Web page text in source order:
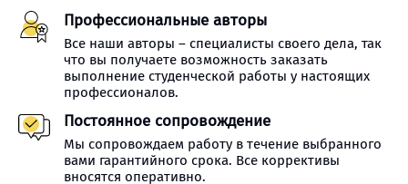
Профессиональные авторы
Все наши авторы – специалисты своего дела, так
что вы получаете возможность заказать
выполнение студенческой работы у настоящих
профессионалов.
Постоянное сопровождение
Мы сопровождаем работу в течение выбранного
вами гарантийного срока. Все коррективы
вносятся оперативно.